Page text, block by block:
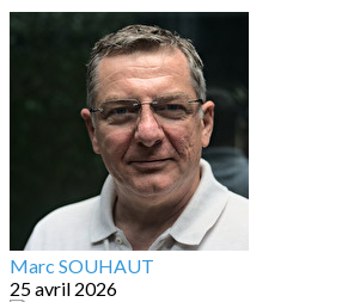
Marc SOUHAUT
25 avril 2026